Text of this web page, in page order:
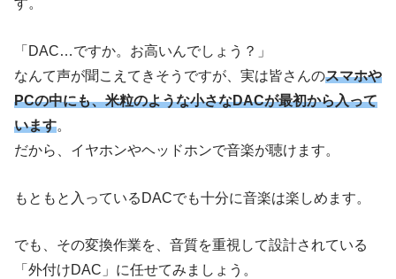
す。
「DAC…ですか。お高いんでしょう？」
なんて声が聞こえてきそうですが、実は皆さんのスマホや
PCの中にも、米粒のような小さなDACが最初から入って
います。
だから、イヤホンやヘッドホンで音楽が聴けます。
もともと入っているDACでも十分に音楽は楽しめます。
でも、その変換作業を、音質を重視して設計されている
「外付けDAC」に任せてみましょう。